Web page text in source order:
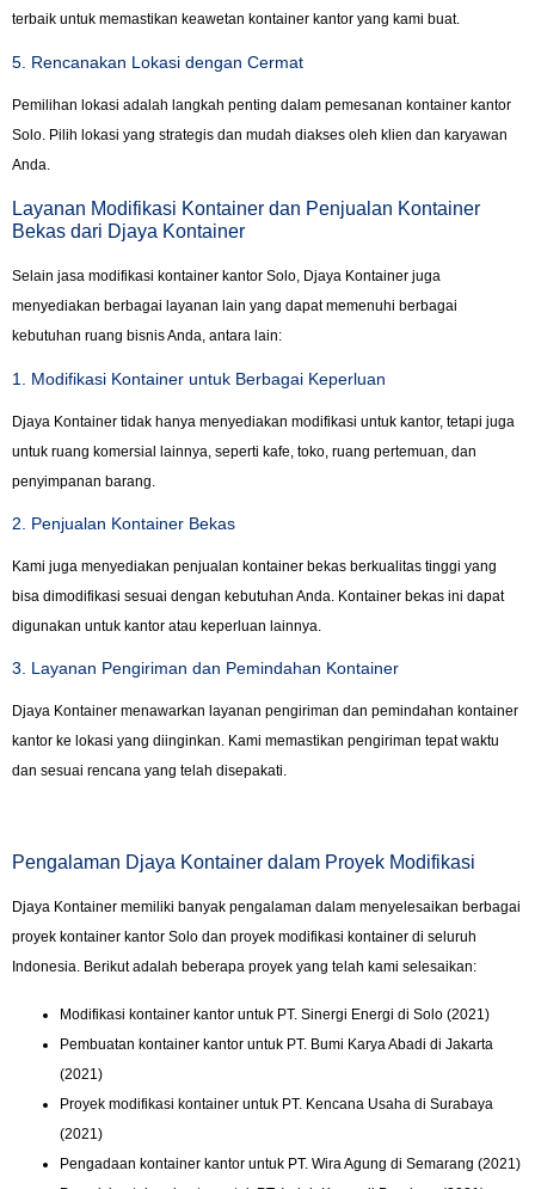
terbaik untuk memastikan keawetan kontainer kantor yang kami buat.
5. Rencanakan Lokasi dengan Cermat
Pemilihan lokasi adalah langkah penting dalam pemesanan kontainer kantor
Solo. Pilih lokasi yang strategis dan mudah diakses oleh klien dan karyawan
Anda.
Layanan Modifikasi Kontainer dan Penjualan Kontainer
Bekas dari Djaya Kontainer
Selain jasa modifikasi kontainer kantor Solo, Djaya Kontainer juga
menyediakan berbagai layanan lain yang dapat memenuhi berbagai
kebutuhan ruang bisnis Anda, antara lain:
1. Modifikasi Kontainer untuk Berbagai Keperluan
Djaya Kontainer tidak hanya menyediakan modifikasi untuk kantor, tetapi juga
untuk ruang komersial lainnya, seperti kafe, toko, ruang pertemuan, dan
penyimpanan barang.
2. Penjualan Kontainer Bekas
Kami juga menyediakan penjualan kontainer bekas berkualitas tinggi yang
bisa dimodifikasi sesuai dengan kebutuhan Anda. Kontainer bekas ini dapat
digunakan untuk kantor atau keperluan lainnya.
3. Layanan Pengiriman dan Pemindahan Kontainer
Djaya Kontainer menawarkan layanan pengiriman dan pemindahan kontainer
kantor ke lokasi yang diinginkan. Kami memastikan pengiriman tepat waktu
dan sesuai rencana yang telah disepakati.
Pengalaman Djaya Kontainer dalam Proyek Modifikasi
Djaya Kontainer memiliki banyak pengalaman dalam menyelesaikan berbagai
proyek kontainer kantor Solo dan proyek modifikasi kontainer di seluruh
Indonesia. Berikut adalah beberapa proyek yang telah kami selesaikan:
Modifikasi kontainer kantor untuk PT. Sinergi Energi di Solo (2021)
Pembuatan kontainer kantor untuk PT. Bumi Karya Abadi di Jakarta
(2021)
Proyek modifikasi kontainer untuk PT. Kencana Usaha di Surabaya
(2021)
Pengadaan kontainer kantor untuk PT. Wira Agung di Semarang (2021)